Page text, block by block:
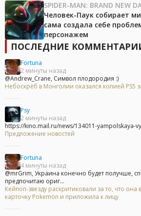
SPIDER-MAN: BRAND NEW
Человек-Паук собирает
сама создала себе
персонажем
ПОСЛЕДНИЕ
Fortuna
2 минуты назад
@Andrew_Crane, Символ плодородия :)
Небоскрёб в Монголии оказался копией PS5
Psy
2 минуты назад
https://kino.mail.ru/news/134011-yampolskaya-
Предложение новостей
Fortuna
4 минуты назад
@mrGrim, Украина конечно будет получше,
предпочитаю ориг...
Кейпоп-звезду раскритиковали за то, что она
карточку Pokemon и приложила к лицу